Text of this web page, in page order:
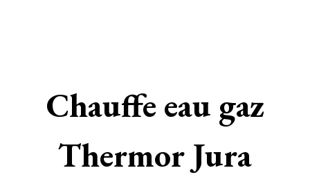
Chauffe eau gaz
Thermor Jura